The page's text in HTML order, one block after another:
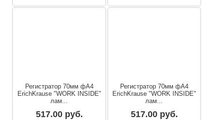
Регистратор 70мм фА4
ErichKrause "WORK INSIDE"
лам...
517.00 руб.
Регистратор 70мм фА4
ErichKrause "WORK INSIDE"
лам...
517.00 руб.